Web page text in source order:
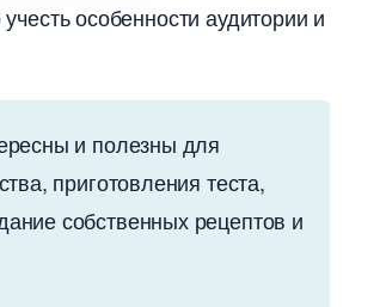
особенности аудитории и
и полезны для
приготовления теста,
собственных рецептов и